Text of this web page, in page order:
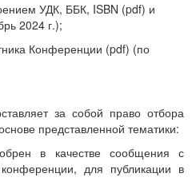
УДК, ББК, ISBN (pdf) и
2024 г.);
Конференции (pdf) (по
за собой право отбора
представленной тематики:
в качестве сообщения с
для публикации в